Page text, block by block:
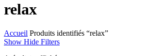
relax
Accueil Produits identifiés “relax”
Show Hide Filters